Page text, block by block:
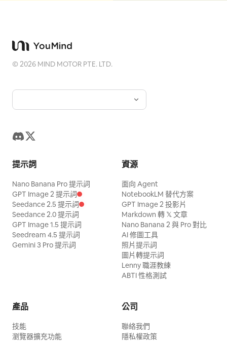
©2026 MIND MOTOR PTE. LTD.
提示詞
Nano Banana Pro 提示詞
GPT Image 2 提示詞
Seedance 2.5 提示詞
Seedance 2.0 提示詞
GPT Image 1.5 提示詞
Seedream 4.5 提示詞
Gemini 3 Pro 提示詞
資源
面向 Agent
NotebookLM 替代方案
GPT Image 2 投影片
Markdown 轉 𝕏 文章
Nano Banana 2 與 Pro 對比
AI 修圖工具
照片提示詞
圖片轉提示詞
Lenny 職涯教練
ABTI 性格測試
產品
技能
瀏覽器擴充功能
公司
聯絡我們
隱私權政策